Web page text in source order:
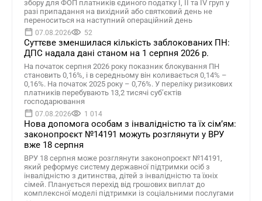
збору для ФОП платників єдиного податку І, ІІ та ІV груп у
разі припадання на вихідний або святковий день не
переноситься на наступний операційний день
07.08.2026 52
Суттєве зменшилася кількість заблокованих ПН:
ДПС надала дані станом на 1 серпня 2026 р.
На початок серпня 2026 року показник блокування ПН
становить 0,16%, і в середньому він коливається 0,14% –
0,16%. На початок 2025 року – 0,76%. У переліку ризикових
платників перебувають 13,2 тисячі суб’єктів
господарювання
07.08.2026 1 014
Нова допомога особам з інвалідністю та їх сімʼям:
законопроєкт №14191 можуть розглянути у ВРУ
вже 18 серпня
ВРУ 18 серпня може розглянути законопроєкт №14191,
який реформує систему державної підтримки осіб з
інвалідністю з дитинства, дітей з інвалідністю та їхніх
сімей. Планується перехід від грошових виплат до
комплексної моделі підтримки із соціальними послугами